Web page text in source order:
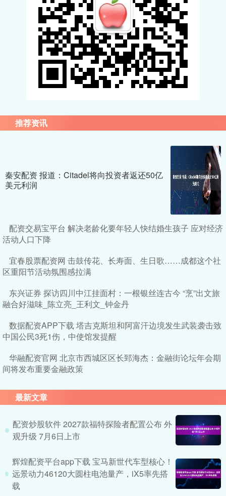
推荐资讯
秦安配资 报道：Citadel将向投资者返还50亿
美元利润
配资交易宝平台 解决老龄化要年轻人快结婚生孩子 应对经济
活动人口下降
宜春股票配资网 击鼓传花、长寿面、生日歌……成都这个社
区重阳节活动氛围感拉满
东兴证券 探访四川中江挂面村：一根银丝连古今 “烹”出文旅
融合好滋味_陈立亮_王利文_钟金丹
数据配资APP下载 塔吉克斯坦和阿富汗边境发生武装袭击致
中国公民3死1伤，中使馆发提醒
华融配资官网 北京市西城区区长郅海杰：金融街论坛年会期
间将发布重要金融政策
最新文章
配资炒股软件 2027款福特探险者配置公布 外
观升级 7月6日上市
辉煌配资平台app下载 宝马新世代车型核心！
远景动力46120大圆柱电池量产，iX5率先搭
载